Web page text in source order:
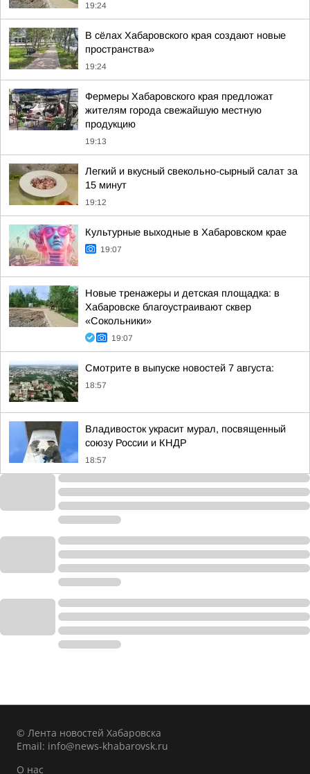
19:24
В сёлах Хабаровского края создают новые
пространства»
19:24
Фермеры Хабаровского края предложат
жителям города свежайшую местную
продукцию
19:13
Легкий и вкусный свекольно-сырный салат за
15 минут
19:12
Культурные выходные в Хабаровском крае
19:07
Новые тренажеры и детская площадка: в
Хабаровске благоустраивают сквер
«Сокольники»
19:07
Смотрите в выпуске новостей 7 августа:
18:57
Владивосток украсит мурал, посвященный
союзу России и КНДР
18:57
© Лента новостей Хабаровска
Email: info@news-khabarovsk.ru
О нас